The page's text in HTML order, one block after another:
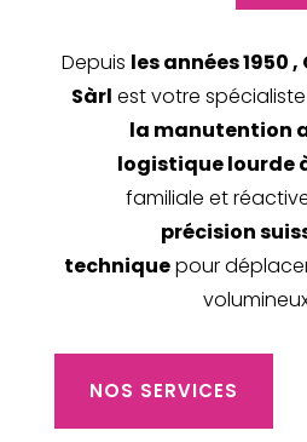
Depuis les années 1950
Sàrl est votre
la manutention
logistique lourde
familiale et
précision
techniquepour
NOS SERVICES